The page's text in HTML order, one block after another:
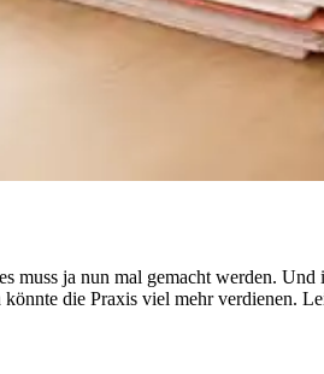
muss ja nun mal gemacht werden.
die Praxis viel mehr verdienen.